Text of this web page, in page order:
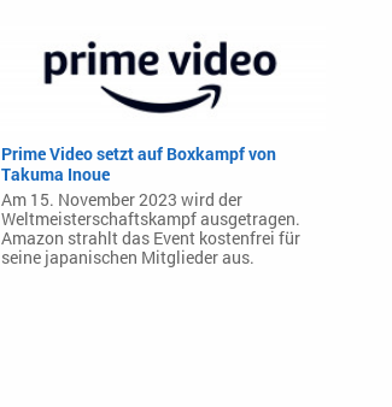
Prime Video setzt auf Boxkampf von
Takuma Inoue
Am 15. November 2023 wird der
Weltmeisterschaftskampf ausgetragen.
Amazon strahlt das Event kostenfrei für
seine japanischen Mitglieder aus.